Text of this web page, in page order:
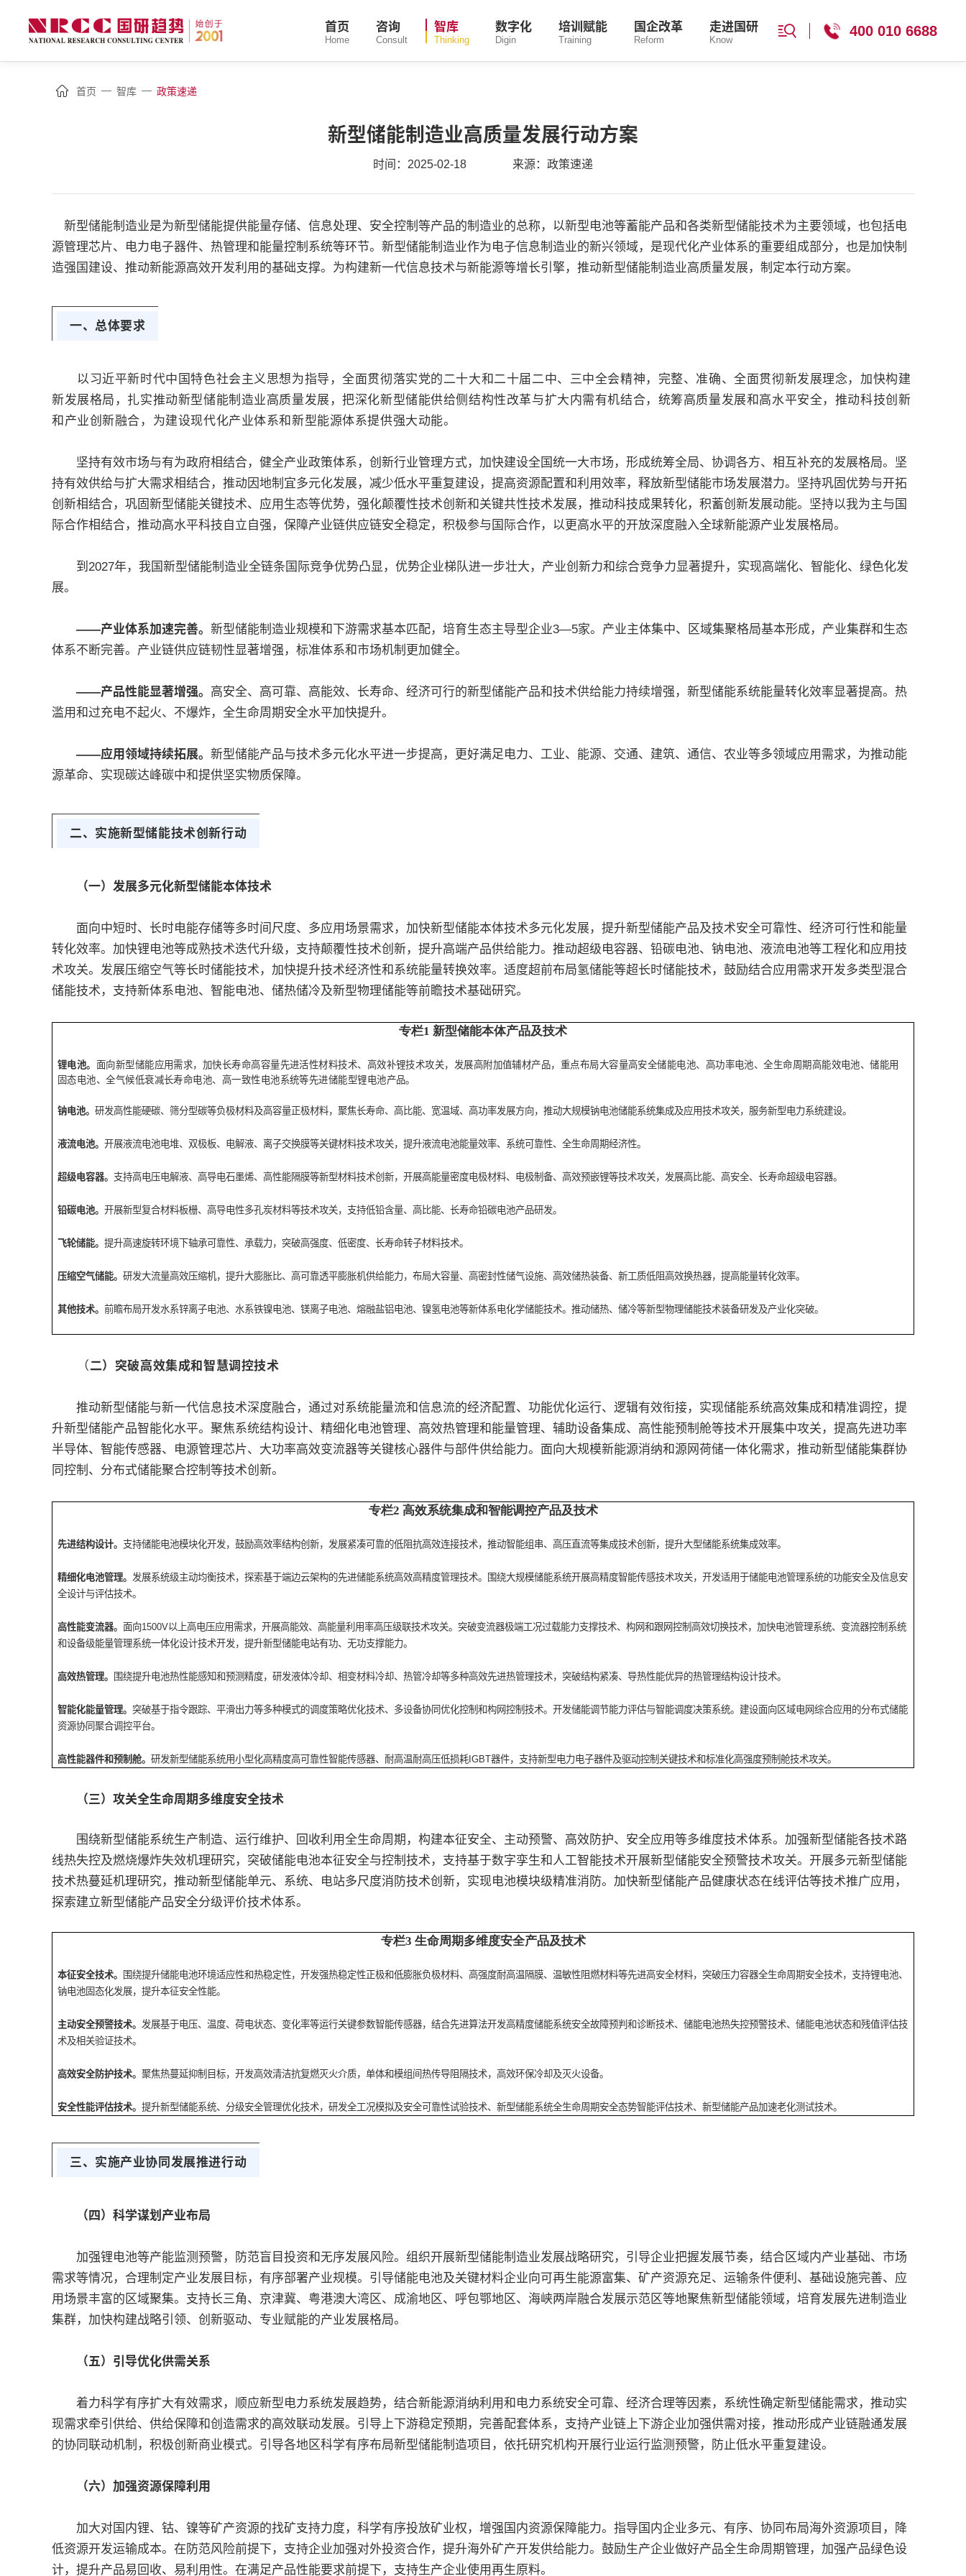
首页
Home
咨询
Consult
智库
Thinking
数字化
Digin
培训赋能
Training
国企改革
Reform
走进国研
Know
400 010 6688
首页 — 智库 — 政策速递
新型储能制造业高质量发展行动方案
时间：2025-02-18 来源：政策速递
新型储能制造业是为新型储能提供能量存储、信息处理、安全控制等产品的制造业的总称，以新型电池等蓄能产品和各类新型储能技术为主要领域，也包括电
源管理芯片、电力电子器件、热管理和能量控制系统等环节。新型储能制造业作为电子信息制造业的新兴领域，是现代化产业体系的重要组成部分，也是加快制
造强国建设、推动新能源高效开发利用的基础支撑。为构建新一代信息技术与新能源等增长引擎，推动新型储能制造业高质量发展，制定本行动方案。
一、总体要求
以习近平新时代中国特色社会主义思想为指导，全面贯彻落实党的二十大和二十届二中、三中全会精神，完整、准确、全面贯彻新发展理念，加快构建
新发展格局，扎实推动新型储能制造业高质量发展，把深化新型储能供给侧结构性改革与扩大内需有机结合，统筹高质量发展和高水平安全，推动科技创新
和产业创新融合，为建设现代化产业体系和新型能源体系提供强大动能。
坚持有效市场与有为政府相结合，健全产业政策体系，创新行业管理方式，加快建设全国统一大市场，形成统筹全局、协调各方、相互补充的发展格局。坚
持有效供给与扩大需求相结合，推动因地制宜多元化发展，减少低水平重复建设，提高资源配置和利用效率，释放新型储能市场发展潜力。坚持巩固优势与开拓
创新相结合，巩固新型储能关键技术、应用生态等优势，强化颠覆性技术创新和关键共性技术发展，推动科技成果转化，积蓄创新发展动能。坚持以我为主与国
际合作相结合，推动高水平科技自立自强，保障产业链供应链安全稳定，积极参与国际合作，以更高水平的开放深度融入全球新能源产业发展格局。
到2027年，我国新型储能制造业全链条国际竞争优势凸显，优势企业梯队进一步壮大，产业创新力和综合竞争力显著提升，实现高端化、智能化、绿色化发
展。
——产业体系加速完善。 新型储能制造业规模和下游需求基本匹配，培育生态主导型企业3—5家。产业主体集中、区域集聚格局基本形成，产业集群和生态
体系不断完善。产业链供应链韧性显著增强，标准体系和市场机制更加健全。
——产品性能显著增强。 高安全、高可靠、高能效、长寿命、经济可行的新型储能产品和技术供给能力持续增强，新型储能系统能量转化效率显著提高。热
滥用和过充电不起火、不爆炸，全生命周期安全水平加快提升。
——应用领域持续拓展。 新型储能产品与技术多元化水平进一步提高，更好满足电力、工业、能源、交通、建筑、通信、农业等多领域应用需求，为推动能
源革命、实现碳达峰碳中和提供坚实物质保障。
二、实施新型储能技术创新行动
（一）发展多元化新型储能本体技术
面向中短时、长时电能存储等多时间尺度、多应用场景需求，加快新型储能本体技术多元化发展，提升新型储能产品及技术安全可靠性、经济可行性和能量
转化效率。加快锂电池等成熟技术迭代升级，支持颠覆性技术创新，提升高端产品供给能力。推动超级电容器、铅碳电池、钠电池、液流电池等工程化和应用技
术攻关。发展压缩空气等长时储能技术，加快提升技术经济性和系统能量转换效率。适度超前布局氢储能等超长时储能技术，鼓励结合应用需求开发多类型混合
储能技术，支持新体系电池、智能电池、储热储冷及新型物理储能等前瞻技术基础研究。
专栏1 新型储能本体产品及技术
锂电池。 面向新型储能应用需求，加快长寿命高容量先进活性材料技术、高效补锂技术攻关，发展高附加值辅材产品，重点布局大容量高安全储能电池、高功率电池、全生命周期高能效电池、储能用
固态电池、全气候低衰减长寿命电池、高一致性电池系统等先进储能型锂电池产品。
钠电池。 研发高性能硬碳、筛分型碳等负极材料及高容量正极材料，聚焦长寿命、高比能、宽温域、高功率发展方向，推动大规模钠电池储能系统集成及应用技术攻关，服务新型电力系统建设。
液流电池。 开展液流电池电堆、双极板、电解液、离子交换膜等关键材料技术攻关，提升液流电池能量效率、系统可靠性、全生命周期经济性。
超级电容器。 支持高电压电解液、高导电石墨烯、高性能隔膜等新型材料技术创新，开展高能量密度电极材料、电极制备、高效预嵌锂等技术攻关，发展高比能、高安全、长寿命超级电容器。
铅碳电池。 开展新型复合材料板栅、高导电性多孔炭材料等技术攻关，支持低铅含量、高比能、长寿命铅碳电池产品研发。
飞轮储能。 提升高速旋转环境下轴承可靠性、承载力，突破高强度、低密度、长寿命转子材料技术。
压缩空气储能。 研发大流量高效压缩机，提升大膨胀比、高可靠透平膨胀机供给能力，布局大容量、高密封性储气设施、高效储热装备、新工质低阻高效换热器，提高能量转化效率。
其他技术。 前瞻布局开发水系锌离子电池、水系铁镍电池、镁离子电池、熔融盐铝电池、镍氢电池等新体系电化学储能技术。推动储热、储冷等新型物理储能技术装备研发及产业化突破。
（二）突破高效集成和智慧调控技术
推动新型储能与新一代信息技术深度融合，通过对系统能量流和信息流的经济配置、功能优化运行、逻辑有效衔接，实现储能系统高效集成和精准调控，提
升新型储能产品智能化水平。聚焦系统结构设计、精细化电池管理、高效热管理和能量管理、辅助设备集成、高性能预制舱等技术开展集中攻关，提高先进功率
半导体、智能传感器、电源管理芯片、大功率高效变流器等关键核心器件与部件供给能力。面向大规模新能源消纳和源网荷储一体化需求，推动新型储能集群协
同控制、分布式储能聚合控制等技术创新。
专栏2 高效系统集成和智能调控产品及技术
先进结构设计。 支持储能电池模块化开发，鼓励高效率结构创新，发展紧凑可靠的低阻抗高效连接技术，推动智能组串、高压直流等集成技术创新，提升大型储能系统集成效率。
精细化电池管理。 发展系统级主动均衡技术，探索基于端边云架构的先进储能系统高效高精度管理技术。围绕大规模储能系统开展高精度智能传感技术攻关，开发适用于储能电池管理系统的功能安全及信息安
全设计与评估技术。
高性能变流器。 面向1500V以上高电压应用需求，开展高能效、高能量利用率高压级联技术攻关。突破变流器极端工况过载能力支撑技术、构网和跟网控制高效切换技术，加快电池管理系统、变流器控制系统
和设备级能量管理系统一体化设计技术开发，提升新型储能电站有功、无功支撑能力。
高效热管理。 围绕提升电池热性能感知和预测精度，研发液体冷却、相变材料冷却、热管冷却等多种高效先进热管理技术，突破结构紧凑、导热性能优异的热管理结构设计技术。
智能化能量管理。 突破基于指令跟踪、平滑出力等多种模式的调度策略优化技术、多设备协同优化控制和构网控制技术。开发储能调节能力评估与智能调度决策系统。建设面向区域电网综合应用的分布式储能
资源协同聚合调控平台。
高性能器件和预制舱。 研发新型储能系统用小型化高精度高可靠性智能传感器、耐高温耐高压低损耗IGBT器件，支持新型电力电子器件及驱动控制关键技术和标准化高强度预制舱技术攻关。
（三）攻关全生命周期多维度安全技术
围绕新型储能系统生产制造、运行维护、回收利用全生命周期，构建本征安全、主动预警、高效防护、安全应用等多维度技术体系。加强新型储能各技术路
线热失控及燃烧爆炸失效机理研究，突破储能电池本征安全与控制技术，支持基于数字孪生和人工智能技术开展新型储能安全预警技术攻关。开展多元新型储能
技术热蔓延机理研究，推动新型储能单元、系统、电站多尺度消防技术创新，实现电池模块级精准消防。加快新型储能产品健康状态在线评估等技术推广应用，
探索建立新型储能产品安全分级评价技术体系。
专栏3 生命周期多维度安全产品及技术
本征安全技术。
围绕提升储能电池环境适应性和热稳定性，开发强热稳定性正极和低膨胀负极材料、高强度耐高温隔膜、温敏性阻燃材料等先进高安全材料，突破压力容器全生命周期安全技术，支持锂电池、
钠电池固态化发展，提升本征安全性能。
主动安全预警技术。 发展基于电压、温度、荷电状态、变化率等运行关键参数智能传感器，结合先进算法开发高精度储能系统安全故障预判和诊断技术、储能电池热失控预警技术、储能电池状态和残值评估技
术及相关验证技术。
高效安全防护技术。 聚焦热蔓延抑制目标，开发高效清洁抗复燃灭火介质，单体和模组间热传导阻隔技术，高效环保冷却及灭火设备。
安全性能评估技术。 提升新型储能系统、分级安全管理优化技术，研发全工况模拟及安全可靠性试验技术、新型储能系统全生命周期安全态势智能评估技术、新型储能产品加速老化测试技术。
三、实施产业协同发展推进行动
（四）科学谋划产业布局
加强锂电池等产能监测预警，防范盲目投资和无序发展风险。组织开展新型储能制造业发展战略研究，引导企业把握发展节奏，结合区域内产业基础、市场
需求等情况，合理制定产业发展目标，有序部署产业规模。引导储能电池及关键材料企业向可再生能源富集、矿产资源充足、运输条件便利、基础设施完善、应
用场景丰富的区域聚集。支持长三角、京津冀、粤港澳大湾区、成渝地区、呼包鄂地区、海峡两岸融合发展示范区等地聚焦新型储能领域，培育发展先进制造业
集群，加快构建战略引领、创新驱动、专业赋能的产业发展格局。
（五）引导优化供需关系
着力科学有序扩大有效需求，顺应新型电力系统发展趋势，结合新能源消纳利用和电力系统安全可靠、经济合理等因素，系统性确定新型储能需求，推动实
现需求牵引供给、供给保障和创造需求的高效联动发展。引导上下游稳定预期，完善配套体系，支持产业链上下游企业加强供需对接，推动形成产业链融通发展
的协同联动机制，积极创新商业模式。引导各地区科学有序布局新型储能制造项目，依托研究机构开展行业运行监测预警，防止低水平重复建设。
（六）加强资源保障利用
加大对国内锂、钴、镍等矿产资源的找矿支持力度，科学有序投放矿业权，增强国内资源保障能力。指导国内企业多元、有序、协同布局海外资源项目，降
低资源开发运输成本。在防范风险前提下，支持企业加强对外投资合作，提升海外矿产开发供给能力。鼓励生产企业做好产品全生命周期管理，加强产品绿色设
计，提升产品易回收、易利用性。在满足产品性能要求前提下，支持生产企业使用再生原料。